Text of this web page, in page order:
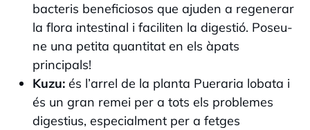
bacteris beneficiosos que ajuden a regenerar
la flora intestinal i faciliten la digestió. Poseu-
ne una petita quantitat en els àpats
principals!
Kuzu: és l’arrel de la planta Pueraria lobata i
és un gran remei per a tots els problemes
digestius, especialment per a fetges